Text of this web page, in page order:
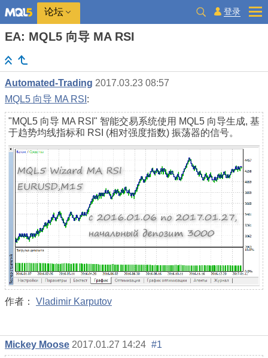
论坛 登录
EA: MQL5 向导 MA RSI
Automated-Trading 2017.03.23 08:57
MQL5 向导 MA RSI :
"MQL5 向导 MA RSI" 智能交易系统使用 MQL5 向导生成, 基
于趋势均线指标和 RSI (相对强度指数) 振荡器的信号。
作者： Vladimir Karputov
Mickey Moose 2017.01.27 14:24 #1